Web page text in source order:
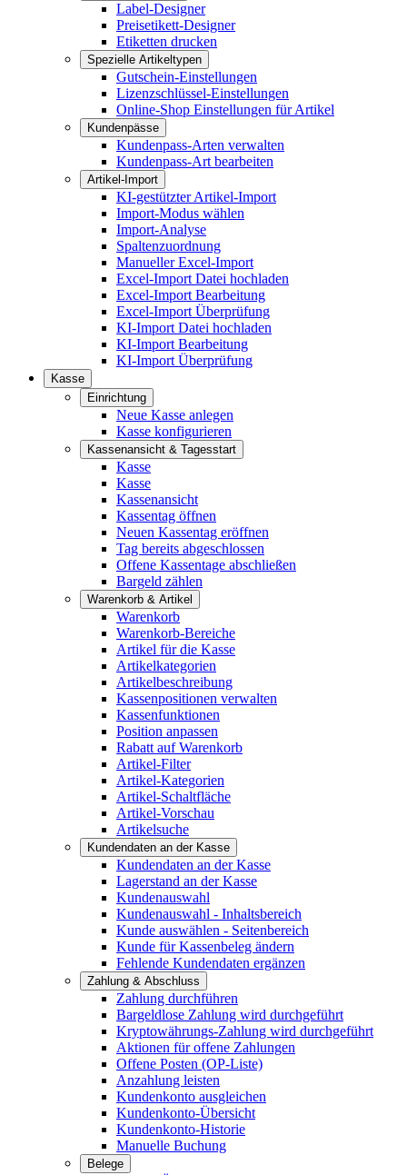
Label-Designer
Preisetikett-Designer
Etiketten drucken
Spezielle Artikeltypen
Gutschein-Einstellungen
Lizenzschlüssel-Einstellungen
Online-Shop Einstellungen für Artikel
Kundenpässe
Kundenpass-Arten verwalten
Kundenpass-Art bearbeiten
Artikel-Import
KI-gestützter Artikel-Import
Import-Modus wählen
Import-Analyse
Spaltenzuordnung
Manueller Excel-Import
Excel-Import Datei hochladen
Excel-Import Bearbeitung
Excel-Import Überprüfung
KI-Import Datei hochladen
KI-Import Bearbeitung
KI-Import Überprüfung
Kasse
Einrichtung
Neue Kasse anlegen
Kasse konfigurieren
Kassenansicht & Tagesstart
Kasse
Kasse
Kassenansicht
Kassentag öffnen
Neuen Kassentag eröffnen
Tag bereits abgeschlossen
Offene Kassentage abschließen
Bargeld zählen
Warenkorb & Artikel
Warenkorb
Warenkorb-Bereiche
Artikel für die Kasse
Artikelkategorien
Artikelbeschreibung
Kassenpositionen verwalten
Kassenfunktionen
Position anpassen
Rabatt auf Warenkorb
Artikel-Filter
Artikel-Kategorien
Artikel-Schaltfläche
Artikel-Vorschau
Artikelsuche
Kundendaten an der Kasse
Kundendaten an der Kasse
Lagerstand an der Kasse
Kundenauswahl
Kundenauswahl - Inhaltsbereich
Kunde auswählen - Seitenbereich
Kunde für Kassenbeleg ändern
Fehlende Kundendaten ergänzen
Zahlung & Abschluss
Zahlung durchführen
Bargeldlose Zahlung wird durchgeführt
Kryptowährungs-Zahlung wird durchgeführt
Aktionen für offene Zahlungen
Offene Posten (OP-Liste)
Anzahlung leisten
Kundenkonto ausgleichen
Kundenkonto-Übersicht
Kundenkonto-Historie
Manuelle Buchung
Belege